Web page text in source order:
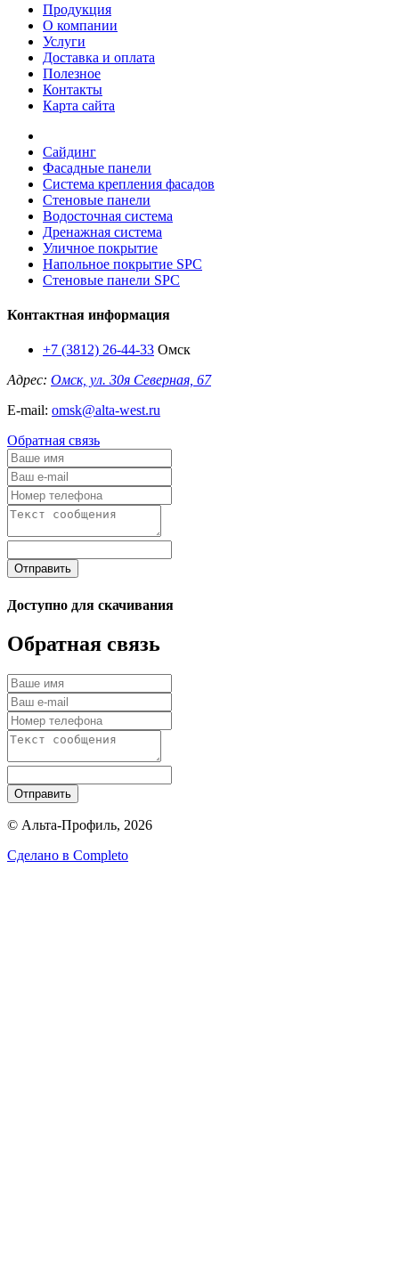
Продукция
О компании
Услуги
Доставка и оплата
Полезное
Контакты
Карта сайта
Сайдинг
Фасадные панели
Система крепления фасадов
Стеновые панели
Водосточная система
Дренажная система
Уличное покрытие
Напольное покрытие SPC
Стеновые панели SPC
Контактная информация
+7 (3812) 26-44-33 Омск
Адрес: Омск, ул. 30я Северная, 67
E-mail: omsk@alta-west.ru
Обратная связь
Отправить
Доступно для скачивания
Обратная связь
Отправить
© Альта-Профиль, 2026
Сделано в Completo